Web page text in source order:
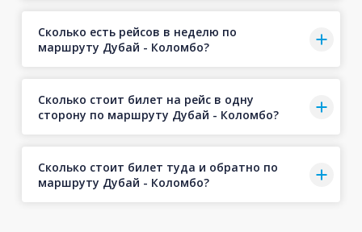
Сколько есть рейсов в неделю по
маршруту Дубай - Коломбо?
Сколько стоит билет на рейс в одну
сторону по маршруту Дубай - Коломбо?
Сколько стоит билет туда и обратно по
маршруту Дубай - Коломбо?